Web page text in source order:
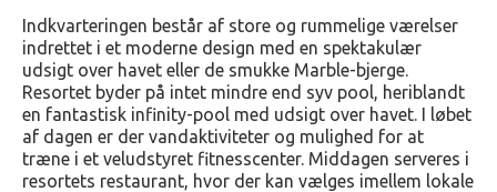
Indkvarteringen består af store og rummelige værelser
indrettet i et moderne design med en spektakulær
udsigt over havet eller de smukke Marble-bjerge.
Resortet byder på intet mindre end syv pool, heriblandt
en fantastisk infinity-pool med udsigt over havet. I løbet
af dagen er der vandaktiviteter og mulighed for at
træne i et veludstyret fitnesscenter. Middagen serveres i
resortets restaurant, hvor der kan vælges imellem lokale